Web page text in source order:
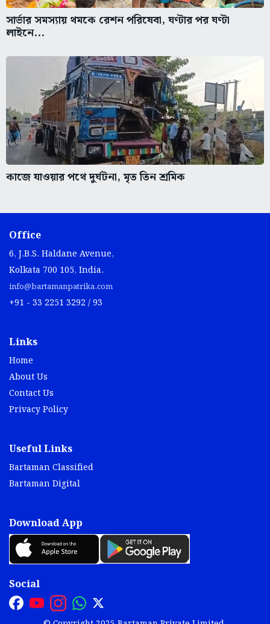
সার্ভার সমস্যায় থমকে রেশন পরিষেবা, ঘণ্টার পর ঘণ্টা
লাইনে...
কাজে যাওয়ার পথে দুর্ঘটনা, মৃত তিন শ্রমিক
Office
6, J.B.S. Haldane Avenue,
Kolkata 700 105, India.
info@bartamanpatrika.com
+91 - 33 2251 3292 / 93
Links
Home
About Us
Contact Us
Privacy Policy
Useful Links
Bartaman Classified
Bartaman Digital
Download App
Social